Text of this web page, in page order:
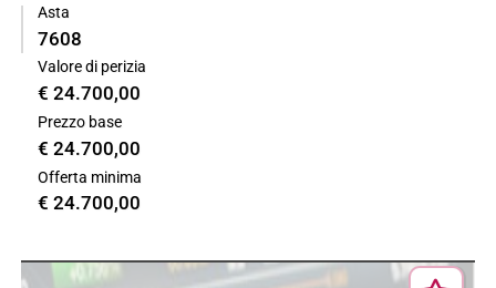
Asta
7608
Valore di perizia
€ 24.700,00
Prezzo base
€ 24.700,00
Offerta minima
€ 24.700,00